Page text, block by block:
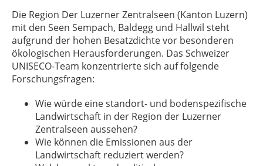
Die Region Der Luzerner Zentralseen (Kanton Luzern)
mit den Seen Sempach, Baldegg und Hallwil steht
aufgrund der hohen Besatzdichte vor besonderen
ökologischen Herausforderungen. Das Schweizer
UNISECO-Team konzentrierte sich auf folgende
Forschungsfragen:
Wie würde eine standort- und bodenspezifische
Landwirtschaft in der Region der Luzerner
Zentralseen aussehen?
Wie können die Emissionen aus der
Landwirtschaft reduziert werden?